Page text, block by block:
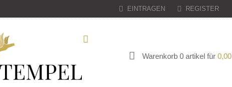
EINTRAGEN REGISTER
Warenkorb 0 artikel für 0,00